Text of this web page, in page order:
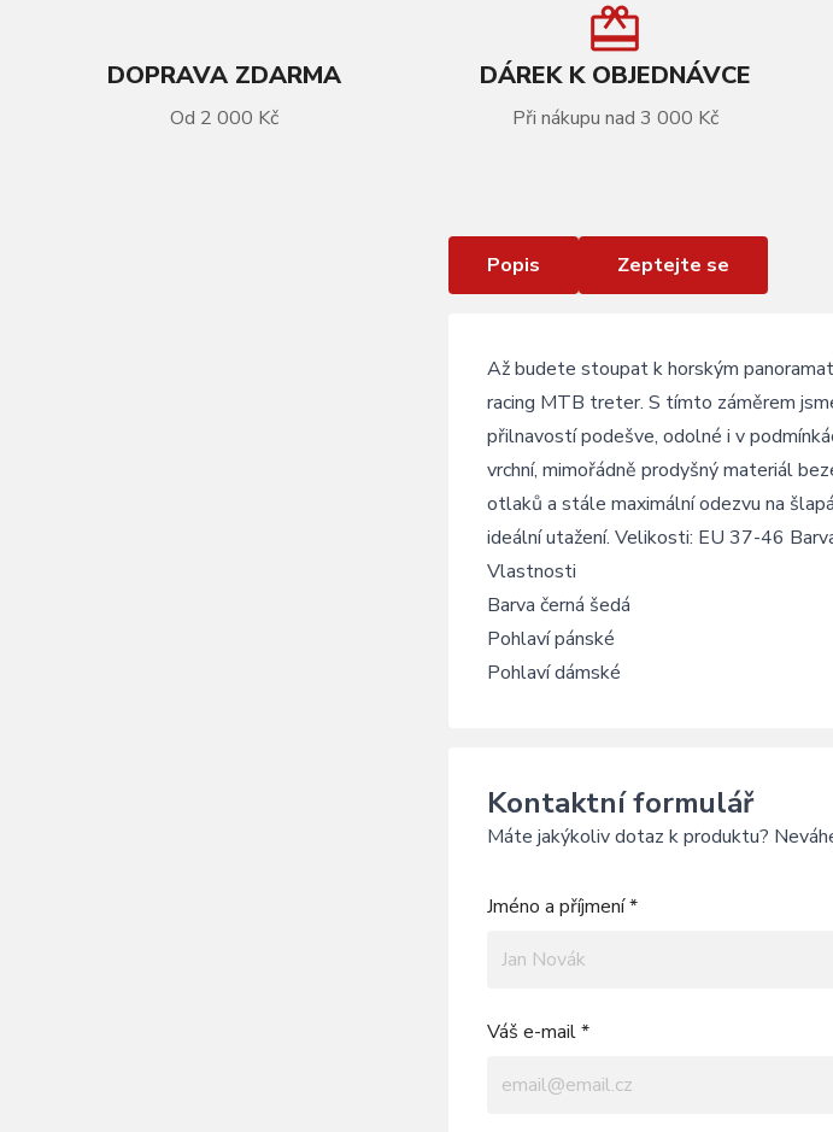
DOPRAVA ZDARMA
Od 2 000 Kč
DÁREK K OBJEDNÁVCE
Při nákupu nad 3 000 Kč
VÍCE INFORMACÍ
Popis Zeptejte se
Až budete stoupat k horským
racing MTB treter. S tímto záměrem
přilnavostí podešve, odolné i v
vrchní, mimořádně prodyšný materiál
otlaků a stále maximální odezvu na
ideální utažení. Velikosti: EU 37-46
Vlastnosti
Barva černá šedá
Pohlaví pánské
Pohlaví dámské
Kontaktní formulář
Máte jakýkoliv dotaz k produktu?
Jméno a příjmení *
Váš e-mail *